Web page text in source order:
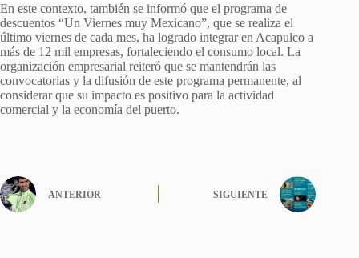
En este contexto, también se informó que el programa de
descuentos “Un Viernes muy Mexicano”, que se realiza el
último viernes de cada mes, ha logrado integrar en Acapulco a
más de 12 mil empresas, fortaleciendo el consumo local. La
organización empresarial reiteró que se mantendrán las
convocatorias y la difusión de este programa permanente, al
considerar que su impacto es positivo para la actividad
comercial y la economía del puerto.
ANTERIOR SIGUIENTE